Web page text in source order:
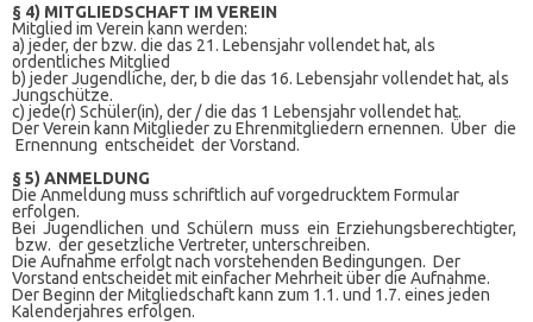
§ 4) MITGLIEDSCHAFT IM VEREIN
Mitglied im Verein kann werden:
a) jeder, der bzw. die das 21. Lebensjahr vollendet hat, als
ordentliches Mitglied
b) jeder Jugendliche, der, b die das 16. Lebensjahr vollendet hat, als
Jungschütze.
c) jede(r) Schüler(in), der / die das 1 Lebensjahr vollendet hat.
Der Verein kann Mitglieder zu Ehrenmitgliedern ernennen. Über die
Ernennung entscheidet der Vorstand.
§ 5) ANMELDUNG
Die Anmeldung muss schriftlich auf vorgedrucktem Formular
erfolgen.
Bei Jugendlichen und Schülern muss ein Erziehungsberechtigter,
bzw. der gesetzliche Vertreter, unterschreiben.
Die Aufnahme erfolgt nach vorstehenden Bedingungen. Der
Vorstand entscheidet mit einfacher Mehrheit über die Aufnahme.
Der Beginn der Mitgliedschaft kann zum 1.1. und 1.7. eines jeden
Kalenderjahres erfolgen.